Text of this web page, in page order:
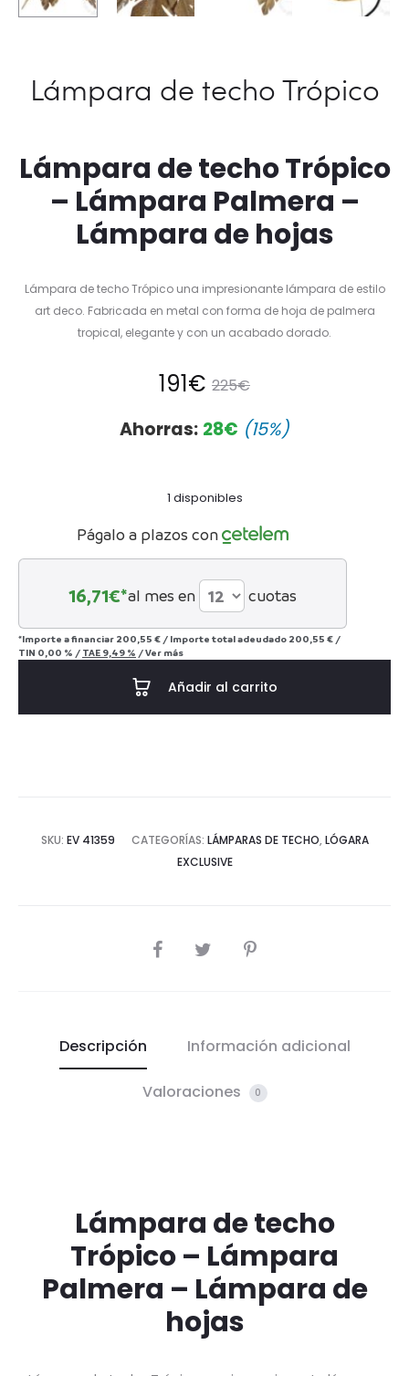
Lámpara de techo Trópico
Lámpara de techo Trópico
– Lámpara Palmera –
Lámpara de hojas
Lámpara de techo Trópico una impresionante lámpara de estilo
art deco. Fabricada en metal con forma de hoja de palmera
tropical, elegante y con un acabado dorado.
225€
El
precio
era:
225€.
191€
El
precio
191€.
Ahorras: 28€ (15%)
1 disponibles
Págalo a plazos con
16,71€*al mes en cuotas
*Importe a financiar 200,55 € / Importe total adeudado 200,55 € /
TIN 0,00 % / TAE 9,49 % /Ver más
Añadir al carrito
SKU: EV 41359 CATEGORÍAS: LÁMPARAS DE TECHO, LÓGARA
EXCLUSIVE
COMPARTIR
Descripción Información adicional
Valoraciones 0
Lámpara de techo
Trópico – Lámpara
Palmera – Lámpara de
hojas